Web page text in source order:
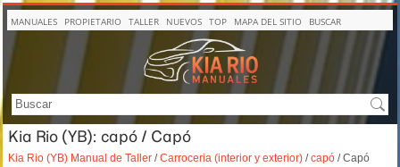
MANUALES PROPIETARIO TALLER NUEVOS TOP MAPA DEL SITIO BUSCAR
Kia Rio (YB): capó / Capó
Kia Rio (YB) Manual de Taller /Carroceria (interior y exterior) /capó / Capó